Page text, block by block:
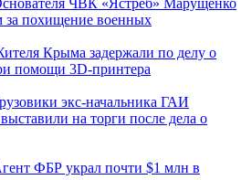
ЧВК «Ястреб» Марущенко
за похищение военных
Крыма задержали по делу о
помощи 3D‑принтера
экс-начальника ГАИ
на торги после дела о
ФБР украл почти $1 млн в